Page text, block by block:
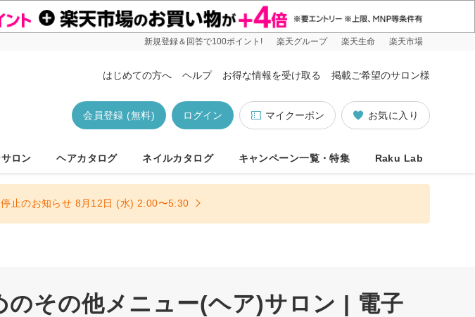
新規登録＆回答で100ポイント! 楽天グループ 楽天生命 楽天市場
はじめての方へ ヘルプ お得な情報を受け取る 掲載ご希望のサロン様
お気に入り
マイクーポン
ログイン
会員登録 (無料)
ロン ヘアカタログ ネイルカタログ キャンペーン一覧・特集 Raku Lab
止のお知らせ 8月12日 (水) 2:00〜5:30
その他メニュー(ヘア)サロン | 電子